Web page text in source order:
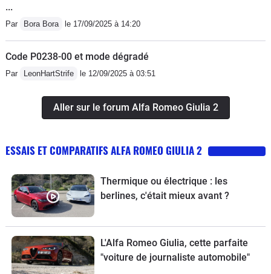
...
Par Bora Bora le 17/09/2025 à 14:20
Code P0238-00 et mode dégradé
Par LeonHartStrife le 12/09/2025 à 03:51
Aller sur le forum Alfa Romeo Giulia 2
ESSAIS ET COMPARATIFS ALFA ROMEO GIULIA 2
Thermique ou électrique : les
berlines, c'était mieux avant ?
L'Alfa Romeo Giulia, cette parfaite
"voiture de journaliste automobile"